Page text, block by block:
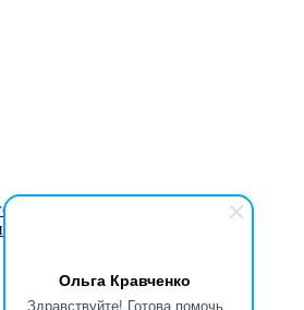
Ольга Кравченко
Здравствуйте! Готова помочь
РФ